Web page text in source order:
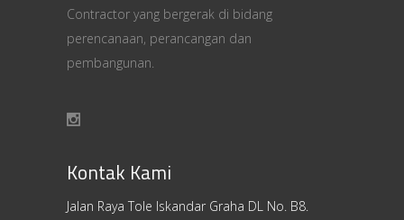
Contractor yang bergerak di bidang
perencanaan, perancangan dan
pembangunan.
Kontak Kami
Jalan Raya Tole Iskandar Graha DL No. B8.